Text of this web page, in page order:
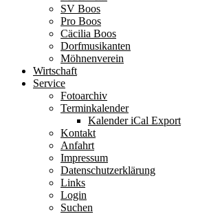
SV Boos
Pro Boos
Cäcilia Boos
Dorfmusikanten
Möhnenverein
Wirtschaft
Service
Fotoarchiv
Terminkalender
Kalender iCal Export
Kontakt
Anfahrt
Impressum
Datenschutzerklärung
Links
Login
Suchen